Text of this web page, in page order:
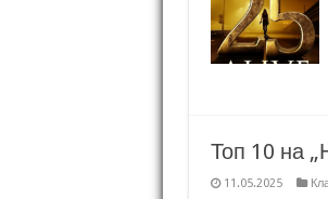
Топ 10 на
11.05.2025